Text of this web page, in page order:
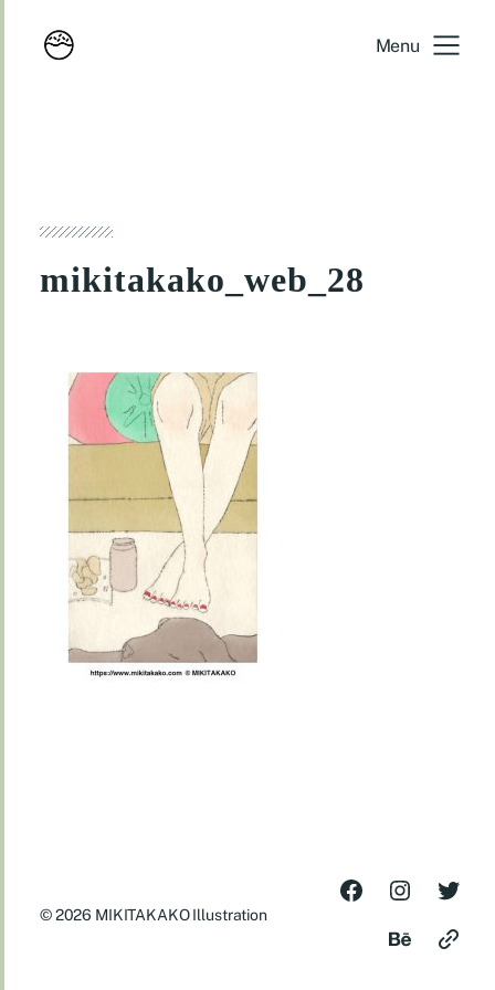
Menu
mikitakako_web_28
© 2026 MIKITAKAKO Illustration